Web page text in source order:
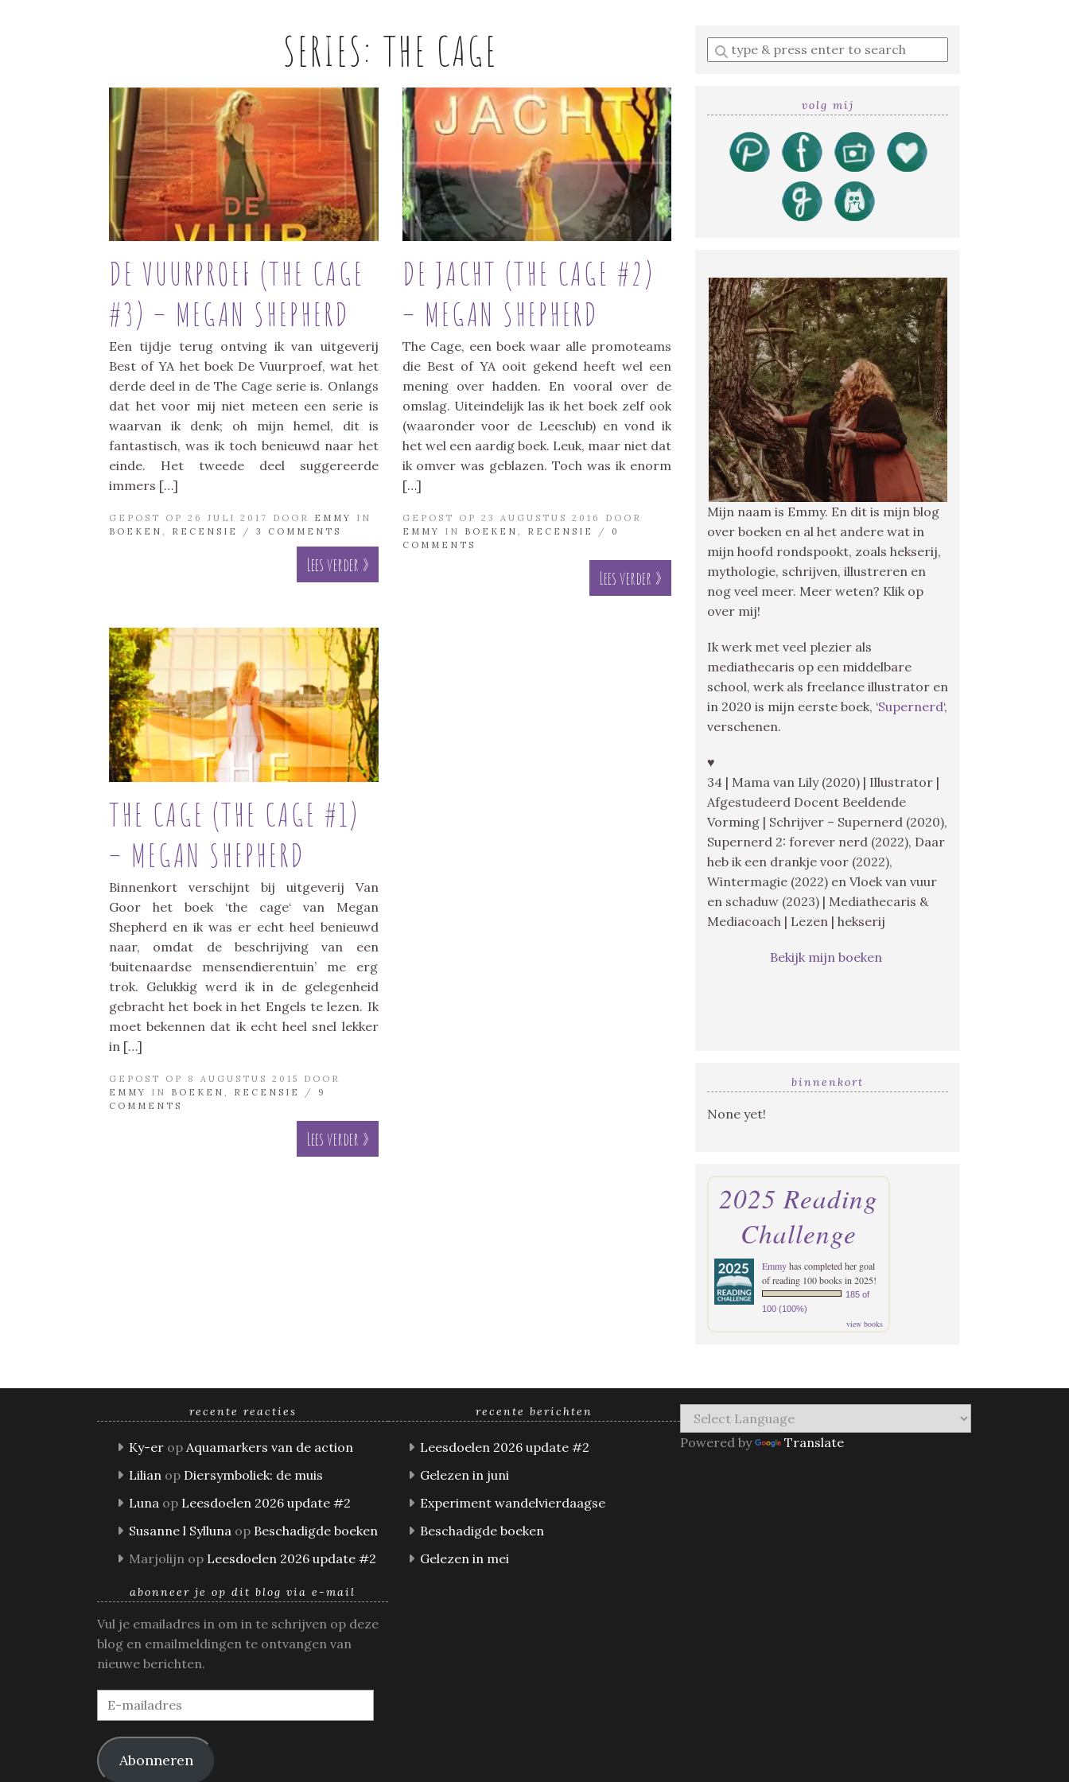
SERIES: THE CAGE
DE VUURPROEF (THE CAGE
#3) – MEGAN SHEPHERD
Een tijdje terug ontving ik van uitgeverij
Best of YA het boek De Vuurproef, wat het
derde deel in de The Cage serie is. Onlangs
dat het voor mij niet meteen een serie is
waarvan ik denk; oh mijn hemel, dit is
fantastisch, was ik toch benieuwd naar het
einde. Het tweede deel suggereerde
immers […]
GEPOST OP 26 JULI 2017 DOOR EMMY
IN
BOEKEN , RECENSIE / 3 COMMENTS
Lees verder »
DE JACHT (THE CAGE #2)
– MEGAN SHEPHERD
The Cage, een boek waar alle promoteams
die Best of YA ooit gekend heeft wel een
mening over hadden. En vooral over de
omslag. Uiteindelijk las ik het boek zelf ook
(waaronder voor de Leesclub) en vond ik
het wel een aardig boek. Leuk, maar niet dat
ik omver was geblazen. Toch was ik enorm
[…]
GEPOST OP 23 AUGUSTUS 2016 DOOR
EMMY
IN BOEKEN , RECENSIE /
0
COMMENTS
Lees verder »
THE CAGE (THE CAGE #1)
– MEGAN SHEPHERD
Binnenkort verschijnt bij uitgeverij Van
Goor het boek ‘the cage‘ van Megan
Shepherd en ik was er echt heel benieuwd
naar, omdat de beschrijving van een
‘buitenaardse mensendierentuin’ me erg
trok. Gelukkig werd ik in de gelegenheid
gebracht het boek in het Engels te lezen. Ik
moet bekennen dat ik echt heel snel lekker
in […]
GEPOST OP 8 AUGUSTUS 2015 DOOR
EMMY
IN BOEKEN , RECENSIE / 9
COMMENTS
Lees verder »
Enter
a
volg mij
Mijn naam is Emmy. En dit is mijn blog
over boeken en al het andere wat in
mijn hoofd rondspookt, zoals hekserij,
mythologie, schrijven, illustreren en
nog veel meer. Meer weten? Klik op
over mij!
Ik werk met veel plezier als
mediathecaris op een middelbare
school, werk als freelance illustrator en
in 2020 is mijn eerste boek, ‘Supernerd‘,
verschenen.
♥
34 | Mama van Lily (2020) | Illustrator |
Afgestudeerd Docent Beeldende
Vorming | Schrijver – Supernerd (2020),
Supernerd 2: forever nerd (2022), Daar
heb ik een drankje voor (2022),
Wintermagie (2022) en Vloek van vuur
en schaduw (2023) | Mediathecaris &
Mediacoach | Lezen | hekserij
Bekijk mijn boeken
binnenkort
None yet!
2025 Reading
Challenge
Emmyhas completed her goal
of reading 100 books in 2025!
185 of
100 (100%)
view books
recente reacties
Ky-er op Aquamarkers van de action
Lilian op Diersymboliek: de muis
Luna op Leesdoelen 2026 update #2
Susanne l Sylluna op Beschadigde boeken
Marjolijn op Leesdoelen 2026 update #2
recente berichten
Leesdoelen 2026 update #2
Gelezen in juni
Experiment wandelvierdaagse
Beschadigde boeken
Gelezen in mei
Powered by Translate
abonneer je op dit blog via e-mail
Vul je emailadres in om in te schrijven op deze
blog en emailmeldingen te ontvangen van
nieuwe berichten.
E-
mailadres
Abonneren